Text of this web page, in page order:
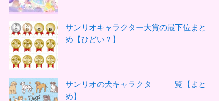
サンリオキャラクター大賞の最下位まと
め【ひどい？】
サンリオの犬キャラクター 一覧【まと
め】